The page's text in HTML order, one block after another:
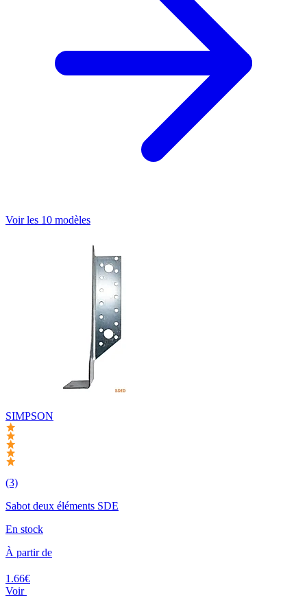
Voir les 10 modèles
SIMPSON
(3)
Sabot deux éléments SDE
En stock
À partir de
1.66€
Voir